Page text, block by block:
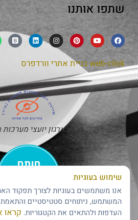
שתפו אותנו
web-clickבניית אתרי וורדפרס
חבר בארגון יועצי
חותם האמינות של דן אנד
שימוש בעוגיות
אנו משתמשים בעוגיות לצורך תפקוד
המשתמש, ניתוחים סטטיסטיים והתאמת
העדפות ולהתאים את הקטגוריות. קראו